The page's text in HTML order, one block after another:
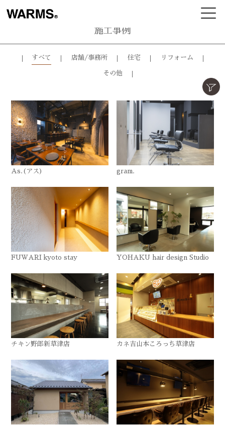
施工事例
すべて 店舗/事務所 住宅 リフォーム
その他
As.(アス) gram.
FUWARI kyoto stay YOHAKU hair design Studio
チキン野郎新草津店 カネ吉山本ころっち草津店